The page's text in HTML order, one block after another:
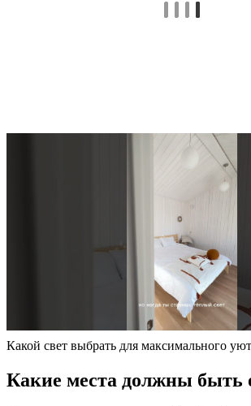
Какой свет выбрать для максимального
Какие места должны быть